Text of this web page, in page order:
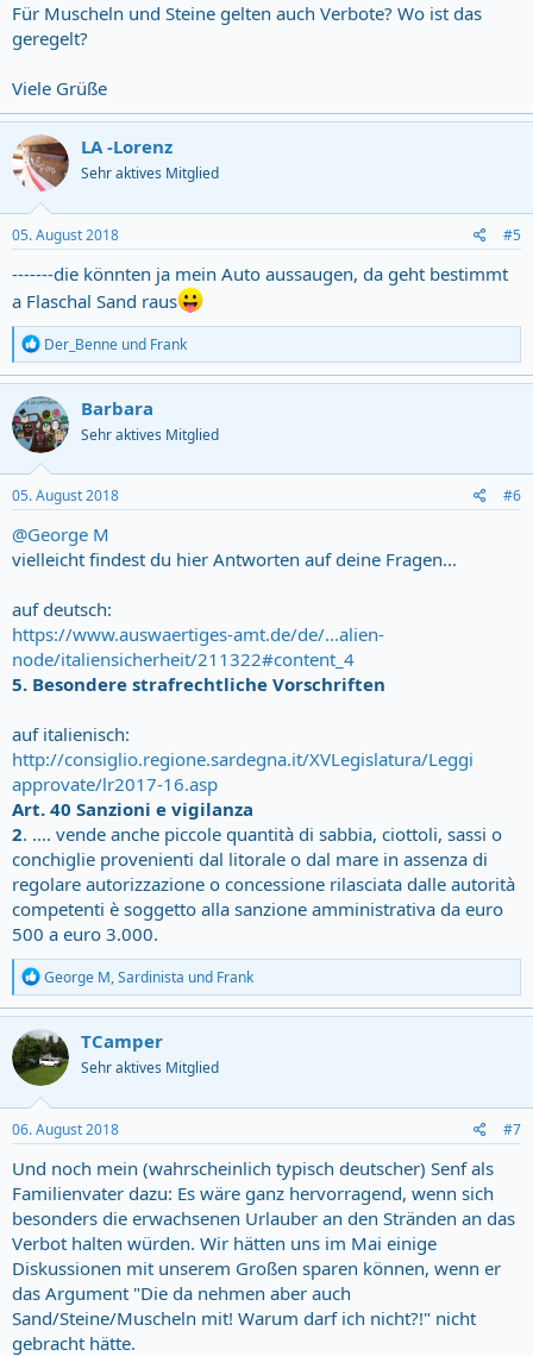
Für Muscheln und Steine gelten auch Verbote? Wo ist das
geregelt?
Viele Grüße
LA -Lorenz
Sehr aktives Mitglied
05. August 2018 #5
-------die könnten ja mein Auto aussaugen, da geht bestimmt
a Flaschal Sand raus
R
e
a
c
t
i
o
n
s
:
Der_Benne und Frank
Barbara
Sehr aktives Mitglied
05. August 2018 #6
@George M
vielleicht findest du hier Antworten auf deine Fragen...
auf deutsch:
https://www.auswaertiges-amt.de/de/...alien-
node/italiensicherheit/211322#content_4
5. Besondere strafrechtliche Vorschriften
auf italienisch:
http://consiglio.regione.sardegna.it/XVLegislatura/Leggi
approvate/lr2017-16.asp
Art. 40 Sanzioni e vigilanza
2. .... vende anche piccole quantità di sabbia, ciottoli, sassi o
conchiglie provenienti dal litorale o dal mare in assenza di
regolare autorizzazione o concessione rilasciata dalle autorità
competenti è soggetto alla sanzione amministrativa da euro
500 a euro 3.000.
R
e
a
c
t
i
o
n
s
:
George M,Sardinista und Frank
TCamper
Sehr aktives Mitglied
06. August 2018 #7
Und noch mein (wahrscheinlich typisch deutscher) Senf als
Familienvater dazu: Es wäre ganz hervorragend, wenn sich
besonders die erwachsenen Urlauber an den Stränden an das
Verbot halten würden. Wir hätten uns im Mai einige
Diskussionen mit unserem Großen sparen können, wenn er
das Argument "Die da nehmen aber auch
Sand/Steine/Muscheln mit! Warum darf ich nicht?!" nicht
gebracht hätte.